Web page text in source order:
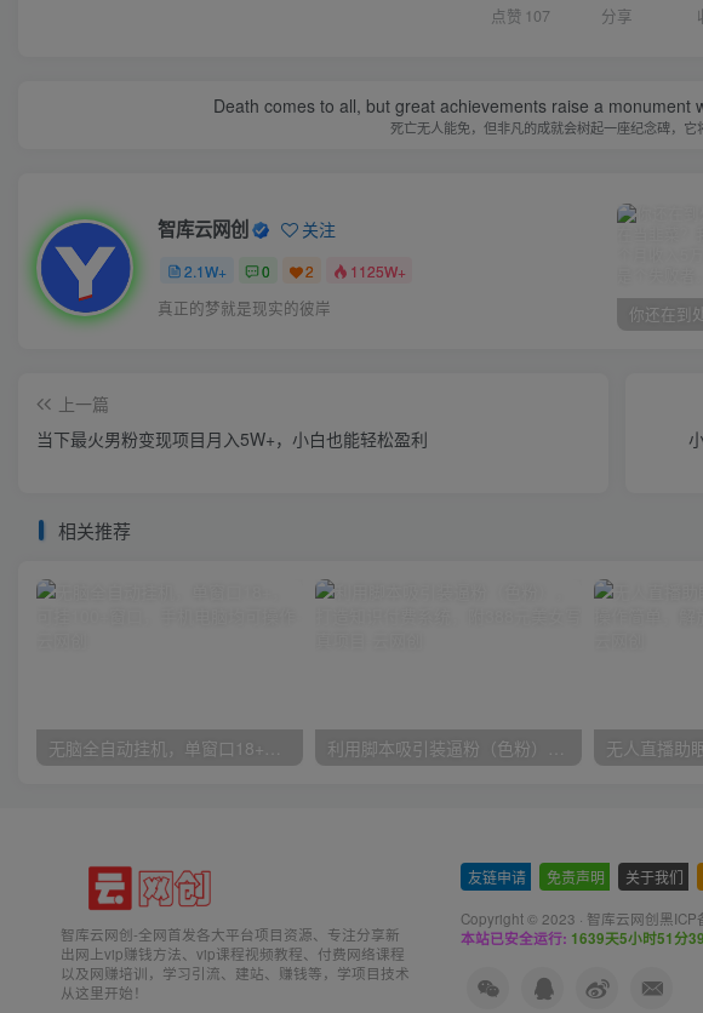
点赞 107 分享
Death comes to all, but great achievements raise a monument
死亡无人能免，但非凡的成就会树起一座纪念碑，
智库云网创 关注
2.1W+ 0 2 1125W+
真正的梦就是现实的彼岸
上一篇
当下最火男粉变现项目月入5W+，小白也能轻松盈利
相关推荐
无脑全自动挂机，单窗口18+，可挂100+窗口，手机电脑均可操作 利用脚本吸引装逼粉（色粉），打造知识付费系统，附388元美女写真项目
智库云网创-全网首发各大平台项目资源、专注分享新
出网上vip赚钱方法、vip课程视频教程、付费网络课程
以及网赚培训，学习引流、建站、赚钱等，学项目技术
从这里开始！
友链申请 免责声明 关于我们
Copyright © 2023 · 智库云网创黑
本站已安全运行: 1639天5小时51分